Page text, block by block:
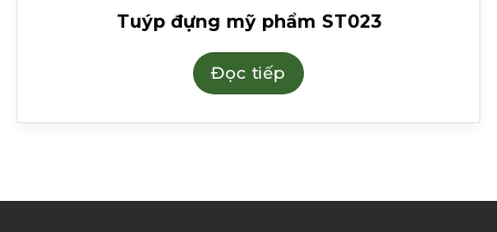
Tuýp đựng mỹ phẩm ST023
Đọc tiếp